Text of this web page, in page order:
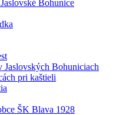
Bohunice
Jaslovských Bohuniciach
pri kaštieli
ŠK Blava 1928